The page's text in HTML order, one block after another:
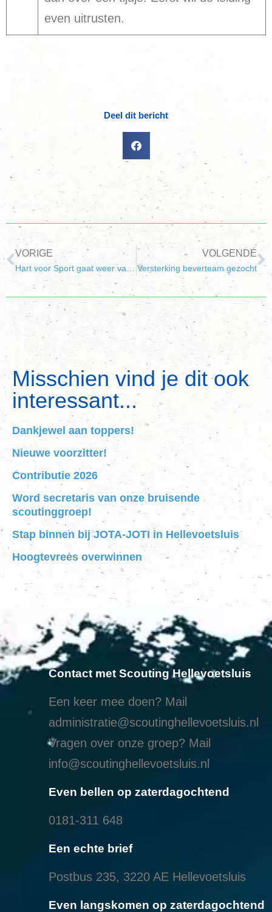
even uitrusten.
Deel dit bericht
VORIGE
Hart voor Sport gaat weer van start
VOLGENDE
Versterking beverteam gezocht
Misschien vind je dit ook
interessant...
Dankjewel aan toppers!
Nieuwe voorzitter!
Contributie 2026
Word secretaris van onze bruisende
scoutinggroep!
Stap binnen bij JOTA-JOTI in Hellevoetsluis
Hoogtevrees overwinnen
Contact met Scouting Hellevoetsluis
Een keer mee doen? Mail
administratie@scoutinghellevoetsluis.nl
Vragen over onze groep? Mail
info@scoutinghellevoetsluis.nl
Even bellen op zaterdagochtend
0181-311 648
Een echte brief
Postbus 235, 3220 AE Hellevoetsluis
Even langskomen op zaterdagochtend